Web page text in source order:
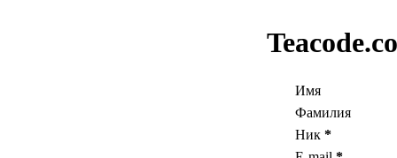
Имя
Фамилия
Ник *